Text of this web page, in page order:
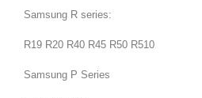
Samsung R series:
R19 R20 R40 R45 R50 R510
Samsung P Series